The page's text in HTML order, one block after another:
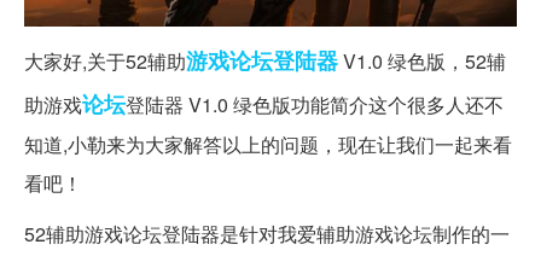
大家好,关于52辅助游戏论坛登陆器V1.0 绿色版，52辅
助游戏论坛登陆器 V1.0 绿色版功能简介这个很多人还不
知道,小勒来为大家解答以上的问题，现在让我们一起来看
看吧！
52辅助游戏论坛登陆器是针对我爱辅助游戏论坛制作的一